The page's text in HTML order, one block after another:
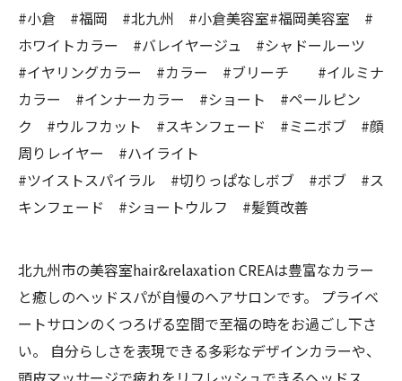
#小倉 #福岡 #北九州 #小倉美容室#福岡美容室 #
ホワイトカラー #バレイヤージュ #シャドールーツ
#イヤリングカラー #カラー #ブリーチ #イルミナ
カラー #インナーカラー #ショート #ペールピン
ク #ウルフカット #スキンフェード #ミニボブ #顔
周りレイヤー #ハイライト
#ツイストスパイラル #切りっぱなしボブ #ボブ #ス
キンフェード #ショートウルフ #髪質改善
北九州市の美容室hair&relaxation CREAは豊富なカラー
と癒しのヘッドスパが自慢のヘアサロンです。 プライベ
ートサロンのくつろげる空間で至福の時をお過ごし下さ
い。 自分らしさを表現できる多彩なデザインカラーや、